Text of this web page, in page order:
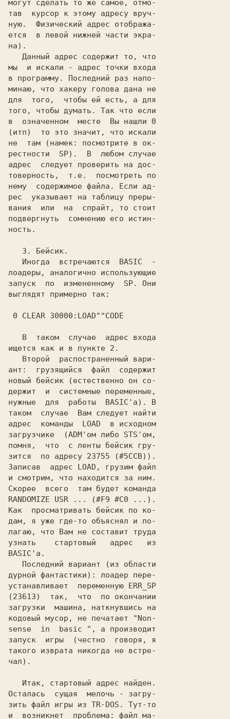
могут сделать то же самое, отмо-
тав  курсор к этому адресу вруч-
ную.  Физический адрес отобража-
ется  в левой нижней части экра-
на).
мы  и искали - адрес точки входа
в программу. Последний раз напо-
минаю, что хакеру голова дана не
для  того,  чтобы ей есть, а для
того, чтобы думать. Так что если
в  означенном  месте  Вы нашли 0
(итп)  то это значит, что искали
не  там (намек: посмотрите в ок-
рестности  SP).  В  любом случае
адрес  следует проверить на дос-
товерность,  т.е.  посмотреть по
нему  содержимое файла. Если ад-
рес  указывает на таблицу преры-
вания  или  на  спрайт, то стоит
подвергнуть  сомнению его истин-
ность.
лоадеры, аналогично использующие
запуск  по  измененному  SP. Они
выглядят примерно так:
ищется как и в пункте 2.
ант:  грузящийся  файл  содержит
новый бейсик (естественно он со-
держит  и  системные переменные,
нужные  для  работы  BASIC'а). В
таком  случае  Вам следует найти
адрес  команды  LOAD  в исходном
загрузчике  (ADM'ом либо STS'ом,
помня,  что  с ленты бейсик гру-
зится  по адресу 23755 (#5CCB)).
Записав  адрес LOAD, грузим файл
и смотрим, что находится за ним.
Скорее  всего  там будет команда
RANDOMIZE USR ... (#F9 #C0 ...).
Как  просматривать бейсик по ко-
дам, я уже где-то объяснял и по-
лагаю, что Вам не составит труда
узнать    стартовый   адрес   из
BASIC'a.
дурной фантастики): лоадер пере-
устанавливает  переменную ERR_SP
(23613)  так,  что  по окончании
загрузки  машина, наткнувшись на
кодовый мусор, не печатает "Non-
sense  in  basic ", а производит
запуск  игры  (честно  говоря, я
такого изврата никогда не встре-
чал).
Осталась  сущая  мелочь - загру-
зить файл игры из TR-DOS. Тут-то
и  возникнет  проблема: файл ма-